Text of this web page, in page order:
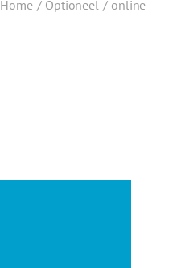
Home / Optioneel / online